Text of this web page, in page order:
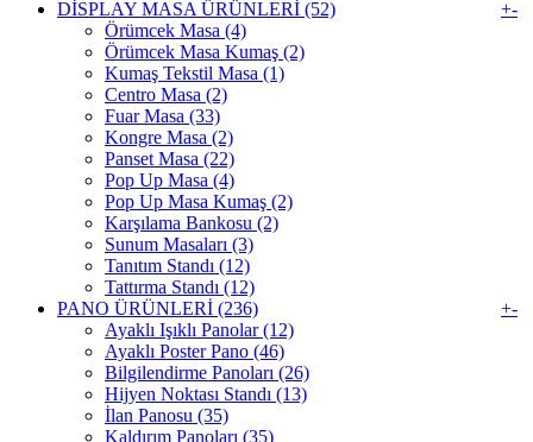
DİSPLAY MASA ÜRÜNLERİ (52)
+-
Örümcek Masa (4)
Örümcek Masa Kumaş (2)
Kumaş Tekstil Masa (1)
Centro Masa (2)
Fuar Masa (33)
Kongre Masa (2)
Panset Masa (22)
Pop Up Masa (4)
Pop Up Masa Kumaş (2)
Karşılama Bankosu (2)
Sunum Masaları (3)
Tanıtım Standı (12)
Tattırma Standı (12)
PANO ÜRÜNLERİ (236)
+-
Ayaklı Işıklı Panolar (12)
Ayaklı Poster Pano (46)
Bilgilendirme Panoları (26)
Hijyen Noktası Standı (13)
İlan Panosu (35)
Kaldırım Panoları (35)